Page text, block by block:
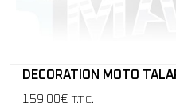
DECORATION MOTO
159.00€ T.T.C.